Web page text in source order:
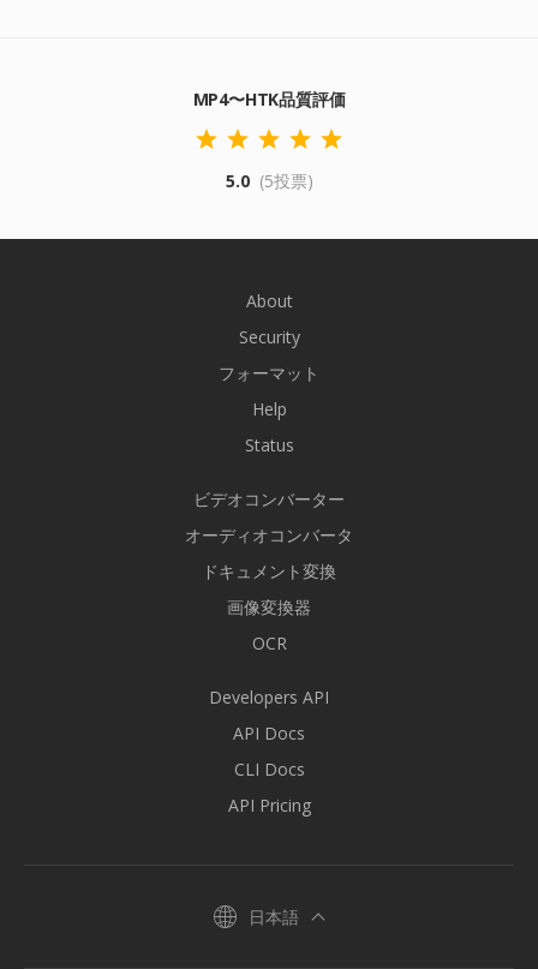
MP4〜HTK品質評価
5.0 (5投票)
About
Security
フォーマット
Help
Status
ビデオコンバーター
オーディオコンバータ
ドキュメント変換
画像変換器
OCR
Developers API
API Docs
CLI Docs
API Pricing
日本語